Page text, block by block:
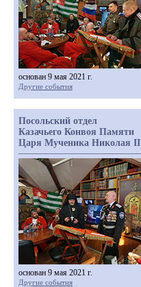
основан 9 мая 2021 г.
Другие события
Посольский отдел
Казачьего Конвоя Памяти
Царя Мученика Николая II
основан 9 мая 2021 г.
Другие события